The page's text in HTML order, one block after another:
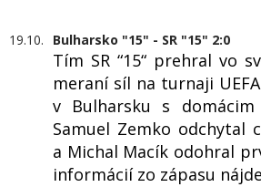
19.10. Bulharsko "15" - SR "15" 2:0
Tím SR “15“ prehral vo
meraní síl na turnaji
v Bulharsku s domácim
Samuel Zemko odchytal
a Michal Macík odohral
informácií zo zápasu